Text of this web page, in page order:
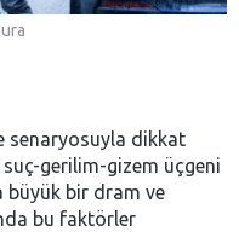
senaryosuyla dikkat
gerilim-gizem üçgeni
büyük bir dram ve
bu faktörler